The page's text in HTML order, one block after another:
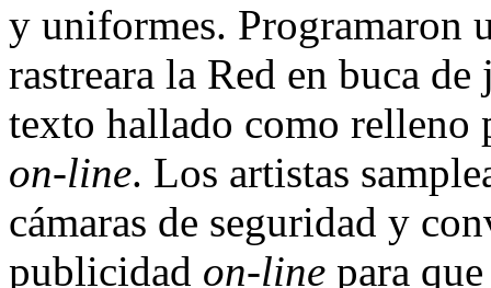
y uniformes. Programaron
rastreara la Red en buca
texto hallado como relleno
on-line. Los artistas
cámaras de seguridad y
publicidad on-line para